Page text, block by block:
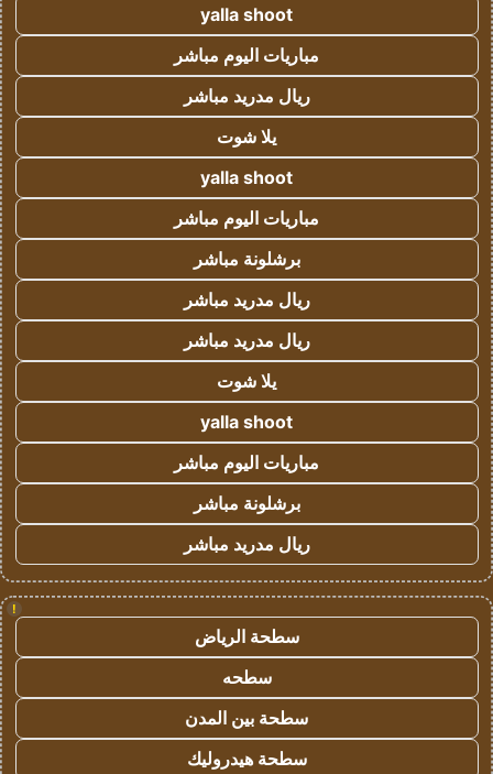
yalla shoot
مباريات اليوم مباشر
ريال مدريد مباشر
يلا شوت
yalla shoot
مباريات اليوم مباشر
برشلونة مباشر
ريال مدريد مباشر
ريال مدريد مباشر
يلا شوت
yalla shoot
مباريات اليوم مباشر
برشلونة مباشر
ريال مدريد مباشر
!
سطحة الرياض
سطحه
سطحة بين المدن
سطحة هيدروليك